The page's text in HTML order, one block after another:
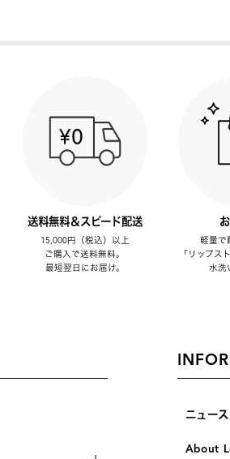
送料無料＆スピード配送
15,000円（税込）以上
ご購入で送料無料。
最短翌日にお届け。
軽量で
「リップス
水洗
ニュース
About